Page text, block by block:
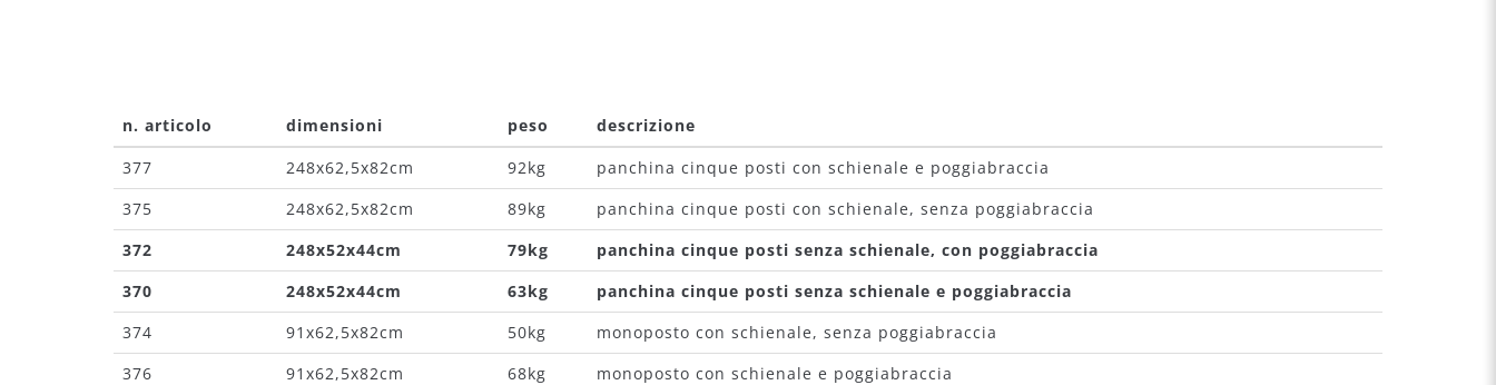
n. articolo dimensioni peso
descrizione
377
248x62,5x82cm 92kg
panchina cinque posti con schienale e poggiabraccia
375
248x62,5x82cm 89kg
panchina cinque posti con schienale, senza poggiabraccia
372
248x52x44cm 79kg
panchina cinque posti senza schienale, con poggiabraccia
370
248x52x44cm 63kg
panchina cinque posti senza schienale e poggiabraccia
374
91x62,5x82cm 50kg
monoposto con schienale, senza poggiabraccia
376
91x62,5x82cm 68kg monoposto con schienale e poggiabraccia